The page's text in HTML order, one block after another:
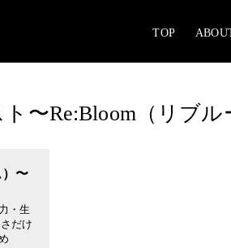
TOP
〜Re:Bloom（リブル
〜
・生
だけ